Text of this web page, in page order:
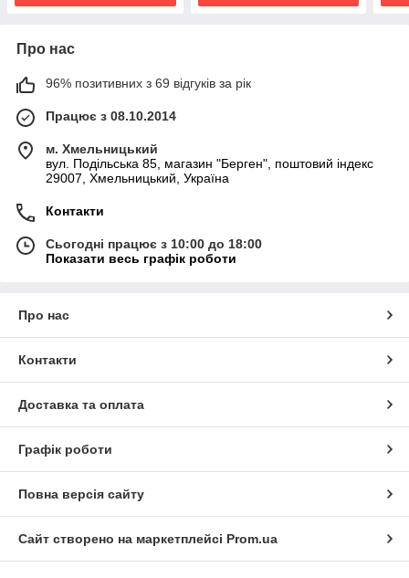
Про нас
96% позитивних з 69 відгуків за рік
Працює з 08.10.2014
м. Хмельницький
вул. Подільська 85, магазин "Берген", поштовий індекс
29007, Хмельницький, Україна
Контакти
Сьогодні працює з 10:00 до 18:00
Показати весь графік роботи
Про нас
Контакти
Доставка та оплата
Графік роботи
Повна версія сайту
Сайт створено на маркетплейсі Prom.ua